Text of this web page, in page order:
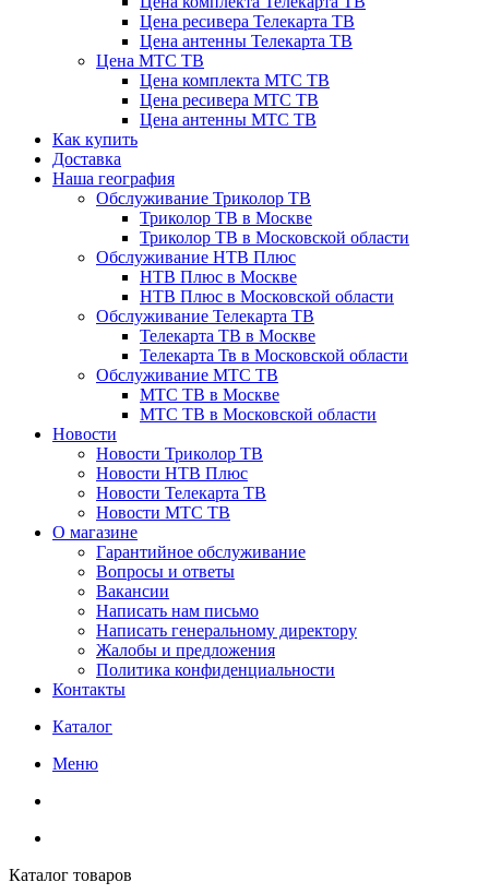
Цена ресивера Телекарта ТВ
Цена антенны Телекарта ТВ
Цена МТС ТВ
Цена комплекта МТС ТВ
Цена ресивера МТС ТВ
Цена антенны МТС ТВ
Как купить
Доставка
Наша география
Обслуживание Триколор ТВ
Триколор ТВ в Москве
Триколор ТВ в Московской области
Обслуживание НТВ Плюс
НТВ Плюс в Москве
НТВ Плюс в Московской области
Обслуживание Телекарта ТВ
Телекарта ТВ в Москве
Телекарта Тв в Московской области
Обслуживание МТС ТВ
МТС ТВ в Москве
МТС ТВ в Московской области
Новости
Новости Триколор ТВ
Новости НТВ Плюс
Новости Телекарта ТВ
Новости МТС ТВ
О магазине
Гарантийное обслуживание
Вопросы и ответы
Вакансии
Написать нам письмо
Написать генеральному директору
Жалобы и предложения
Политика конфиденциальности
Контакты
Каталог
Меню
Каталог товаров